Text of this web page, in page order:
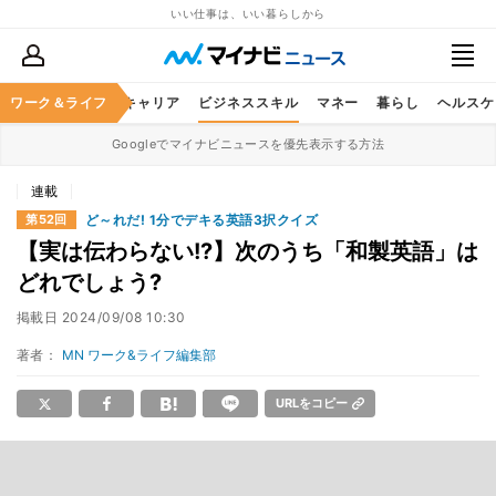
いい仕事は、いい暮らしから
ワーク＆ライフ キャリア ビジネススキル マネー 暮らし ヘルス
Googleでマイナビニュースを優先表示する方法
連載
第52回 ど～れだ! 1分でデキる英語3択クイズ
【実は伝わらない!?】次のうち「和製英語」は
どれでしょう?
掲載日 2024/09/08 10:30
著者： MN ワーク&ライフ編集部
URLをコピー